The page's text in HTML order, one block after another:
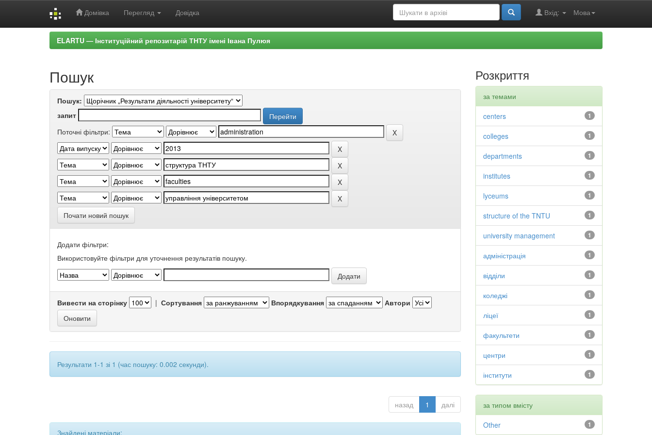
Домівка Перегляд Довідка Мова
Вхід:
ELARTU — Інституційний репозитарій ТНТУ імені Івана Пулюя
Пошук
Пошук:
запит
Поточні фільтри:
Почати новий пошук
Додати фільтри:
Використовуйте фільтри для уточнення результатів пошуку.
Вивести на сторінку | Сортування Впорядкування Автори
Результати 1-1 зі 1 (час пошуку: 0.002 секунди).
назад 1 далі
Знайдені матеріали:
Розкриття
за темами
1
centers
1
colleges
1
departments
1
institutes
1
lyceums
1
structure of the TNTU
1
university management
1
адміністрація
1
відділи
1
коледжі
1
ліцеї
1
факультети
1
центри
1
інститути
за типом вмісту
1
Other